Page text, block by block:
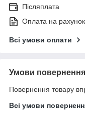
Післяплата
Оплата на рахунок
Всі умови оплати
Умови повернення
Повернення товару
Всі умови